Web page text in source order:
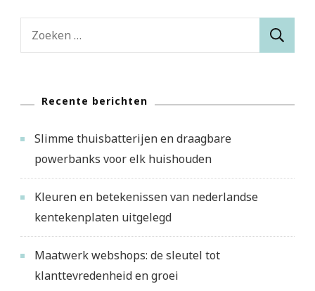
Recente berichten
Slimme thuisbatterijen en draagbare
powerbanks voor elk huishouden
Kleuren en betekenissen van nederlandse
kentekenplaten uitgelegd
Maatwerk webshops: de sleutel tot
klanttevredenheid en groei